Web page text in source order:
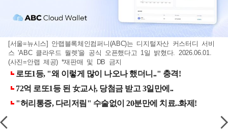
[서울=뉴시스] 안랩블록체인컴퍼니(ABC)는 디지털자산 커스터디 서비
스 'ABC 클라우드 월렛'을 공식 오픈했다고 1일 밝혔다. 2026.06.01.
(사진=안랩 제공) *재판매 및 DB 금지